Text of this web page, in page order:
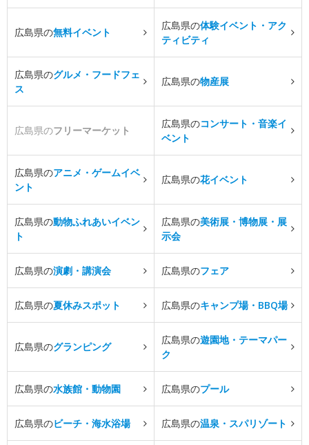
広島県の無料イベント
広島県の体験イベント・アク
ティビティ
広島県のグルメ・フードフェ
ス
広島県の物産展
広島県のフリーマーケット
広島県のコンサート・音楽イ
ベント
広島県のアニメ・ゲームイベ
ント
広島県の花イベント
広島県の動物ふれあいイベン
ト
広島県の美術展・博物展・展
示会
広島県の演劇・講演会 広島県のフェア
広島県の夏休みスポット 広島県のキャンプ場・BBQ場
広島県のグランピング
広島県の遊園地・テーマパー
ク
広島県の水族館・動物園 広島県のプール
広島県のビーチ・海水浴場 広島県の温泉・スパリゾート